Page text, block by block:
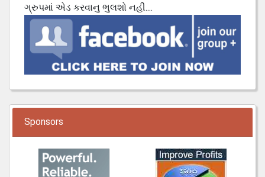
ગ્રુપમાં એડ કરવાનુ ભુલશો નહી....
Sponsors